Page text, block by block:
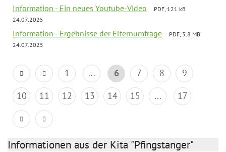
Information - Ein neues Youtube-Video
PDF, 121 kB
24.07.2025
Information - Ergebnisse der Elternumfrage
PDF, 3.8 MB
24.07.2025
1 ... 6 7 8
9
10
11 12 13 14 15 ... 17
Informationen aus der Kita "Pfingstanger"